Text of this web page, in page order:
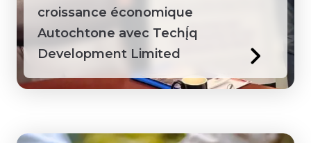
croissance économique
Autochtone avec Techį́q
Development Limited